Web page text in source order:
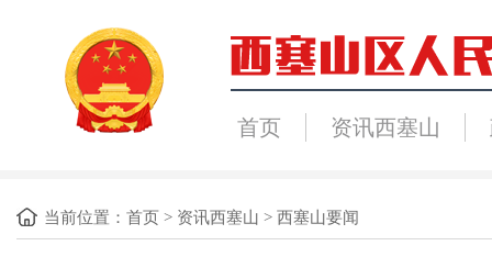
首页 资讯西塞山
当前位置： 首页 > 资讯西塞山 > 西塞山要闻